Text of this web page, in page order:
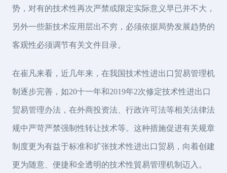
势，对有的技术性再次严禁或限定实际意义早已并不大，
另外一些新技术应用层出不穷，必须依据局势发展趋势的
客观性必须调节有关文件目录。
在崔凡来看，近几年来，在我国技术性进出口贸易管理机
制逐步完善，如20十一年和2019年2次修定技术性进出口
贸易管理办法，在外商投资法、行政许可法等相关法律法
规中严苛严禁强制性转让技术等。这种措施促进有关规章
制度更为有益于标准和扩张技术性进出口贸易，向着创建
更为随意、便捷和全透明的技术性貿易管理机制迈入。